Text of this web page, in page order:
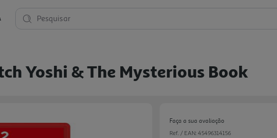
Pesquisar
Yoshi & The Mysterious Book
Faça a sua avaliação
Ref. / EAN: 45496314156